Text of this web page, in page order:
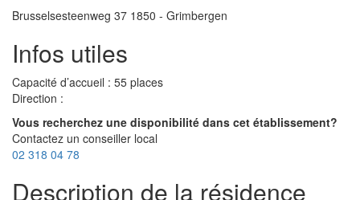
Brusselsesteenweg 37 1850 - Grimbergen
Infos utiles
Capacité d’accueil : 55 places
Direction :
Vous recherchez une disponibilité dans cet établissement?
Contactez un conseiller local
02 318 04 78
Description de la résidence